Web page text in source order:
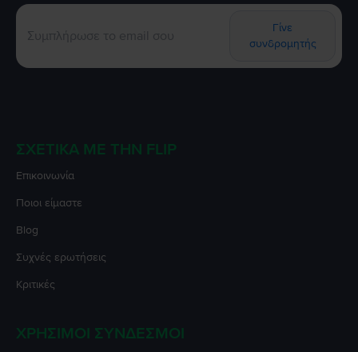
Γίνε
συνδρομητής
ΣΧΕΤΙΚΆ ΜΕ ΤΗΝ FLIP
Επικοινωνία
Ποιοι είμαστε
Blog
Συχνές ερωτήσεις
Κριτικές
ΧΡΉΣΙΜΟΙ ΣΎΝΔΕΣΜΟΙ